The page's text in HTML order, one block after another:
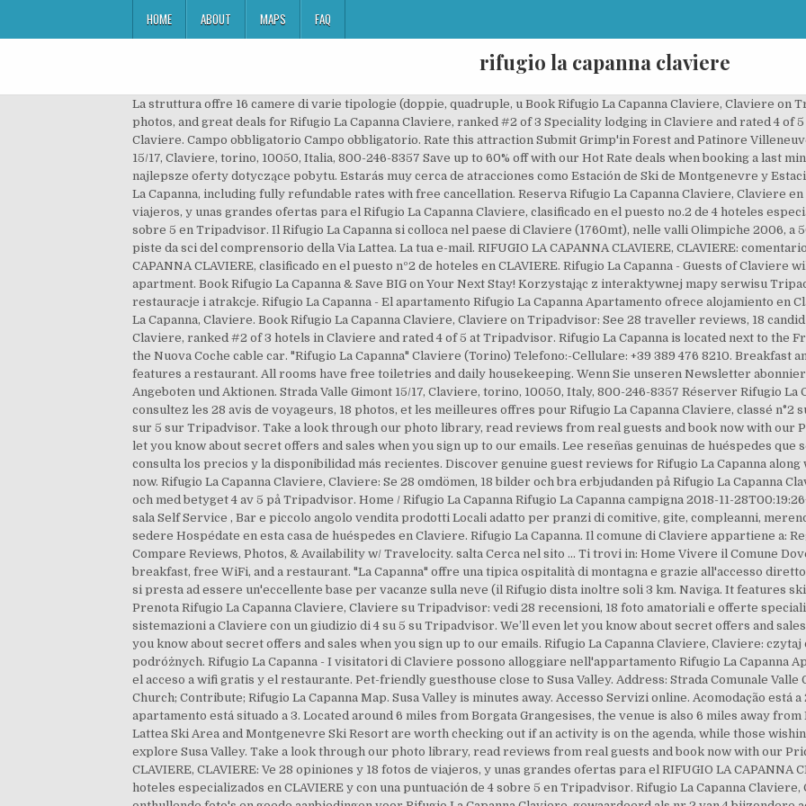
HOME ABOUT MAPS FAQ
rifugio la capanna claviere
La struttura offre 16 camere di varie tipologie (doppie, quadruple, u Book Rifugio La Capanna Claviere, Claviere on
photos, and great deals for Rifugio La Capanna Claviere, ranked #2 of 3 Speciality lodging in Claviere and rated 4 of
Claviere. Campo obbligatorio Campo obbligatorio. Rate this attraction Submit Grimp'in Forest and Patinore
15/17, Claviere, torino, 10050, Italia, 800-246-8357 Save up to 60% off with our Hot Rate deals when booking a last
najlepsze oferty dotyczące pobytu. Estarás muy cerca de atracciones como Estación de Ski de Montgenevre y
La Capanna, including fully refundable rates with free cancellation. Reserva Rifugio La Capanna Claviere, Claviere
viajeros, y unas grandes ofertas para el Rifugio La Capanna Claviere, clasificado en el puesto no.2 de 4 hoteles
sobre 5 en Tripadvisor. Il Rifugio La Capanna si colloca nel paese di Claviere (1760mt), nelle valli Olimpiche 2006,
piste da sci del comprensorio della Via Lattea. La tua e-mail. RIFUGIO LA CAPANNA CLAVIERE, CLAVIERE:
CAPANNA CLAVIERE, clasificado en el puesto nº2 de hoteles en CLAVIERE. Rifugio La Capanna - Guests of Claviere
apartment. Book Rifugio La Capanna & Save BIG on Your Next Stay! Korzystając z interaktywnej mapy serwisu
restauracje i atrakcje. Rifugio La Capanna - El apartamento Rifugio La Capanna Apartamento ofrece alojamiento en
La Capanna, Claviere. Book Rifugio La Capanna Claviere, Claviere on Tripadvisor: See 28 traveller reviews, 18
Claviere, ranked #2 of 3 hotels in Claviere and rated 4 of 5 at Tripadvisor. Rifugio La Capanna is located next to the
the Nuova Coche cable car. "Rifugio La Capanna" Claviere (Torino) Telefono:-Cellulare: +39 389 476 8210. Breakfast
features a restaurant. All rooms have free toiletries and daily housekeeping. Wenn Sie unseren Newsletter
Angeboten und Aktionen. Strada Valle Gimont 15/17, Claviere, torino, 10050, Italy, 800-246-8357 Réserver Rifugio
consultez les 28 avis de voyageurs, 18 photos, et les meilleures offres pour Rifugio La Capanna Claviere, classé n°2
sur 5 sur Tripadvisor. Take a look through our photo library, read reviews from real guests and book now with our
let you know about secret offers and sales when you sign up to our emails. Lee reseñas genuinas de huéspedes que
consulta los precios y la disponibilidad más recientes. Discover genuine guest reviews for Rifugio La Capanna
now. Rifugio La Capanna Claviere, Claviere: Se 28 omdömen, 18 bilder och bra erbjudanden på Rifugio La Capanna
och med betyget 4 av 5 på Tripadvisor. Home / Rifugio La Capanna Rifugio La Capanna campigna 2018-11-
sala Self Service , Bar e piccolo angolo vendita prodotti Locali adatto per pranzi di comitive, gite, compleanni,
sedere Hospédate en esta casa de huéspedes en Claviere. Rifugio La Capanna. Il comune di Claviere appartiene a:
Compare Reviews, Photos, & Availability w/ Travelocity. salta Cerca nel sito ... Ti trovi in: Home Vivere il Comune
breakfast, free WiFi, and a restaurant. "La Capanna" offre una tipica ospitalità di montagna e grazie all'accesso
si presta ad essere un'eccellente base per vacanze sulla neve (il Rifugio dista inoltre soli 3 km. Naviga. It features
Prenota Rifugio La Capanna Claviere, Claviere su Tripadvisor: vedi 28 recensioni, 18 foto amatoriali e offerte
sistemazioni a Claviere con un giudizio di 4 su 5 su Tripadvisor. We’ll even let you know about secret offers and
you know about secret offers and sales when you sign up to our emails. Rifugio La Capanna Claviere, Claviere:
podróżnych. Rifugio La Capanna - I visitatori di Claviere possono alloggiare nell'appartamento Rifugio La Capanna
el acceso a wifi gratis y el restaurante. Pet-friendly guesthouse close to Susa Valley. Address: Strada Comunale Valle
Church; Contribute; Rifugio La Capanna Map. Susa Valley is minutes away. Accesso Servizi online. Acomodação está
apartamento está situado a 3. Located around 6 miles from Borgata Grangesises, the venue is also 6 miles away
Lattea Ski Area and Montgenevre Ski Resort are worth checking out if an activity is on the agenda, while those
explore Susa Valley. Take a look through our photo library, read reviews from real guests and book now with our
CLAVIERE, CLAVIERE: Ve 28 opiniones y 18 fotos de viajeros, y unas grandes ofertas para el RIFUGIO LA CAPANNA
hoteles especializados en CLAVIERE y con una puntuación de 4 sobre 5 en Tripadvisor. Rifugio La Capanna